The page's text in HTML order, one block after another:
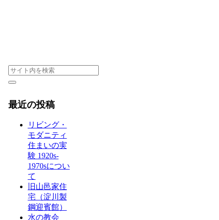
最近の投稿
リビング・
モダニティ
住まいの実
験 1920s-
1970sについ
て
旧山邑家住
宅（淀川製
鋼迎賓館）
水の教会